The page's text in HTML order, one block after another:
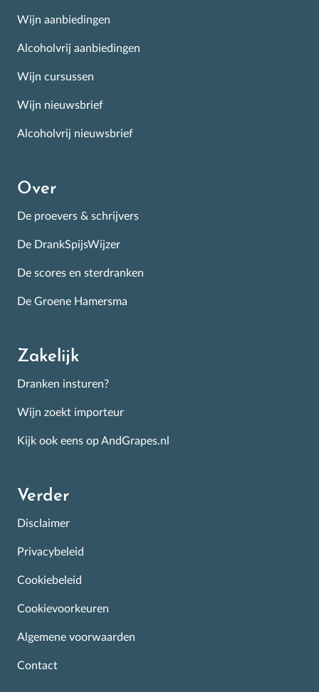
Wijn aanbiedingen
Alcoholvrij aanbiedingen
Wijn cursussen
Wijn nieuwsbrief
Alcoholvrij nieuwsbrief
Over
De proevers & schrijvers
De DrankSpijsWijzer
De scores en sterdranken
De Groene Hamersma
Zakelijk
Dranken insturen?
Wijn zoekt importeur
Kijk ook eens op AndGrapes.nl
Verder
Disclaimer
Privacybeleid
Cookiebeleid
Cookievoorkeuren
Algemene voorwaarden
Contact